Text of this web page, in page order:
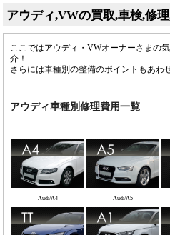
アウディ,VWの買取,車検,修
ここではアウディ・VWオーナーさまの
介！
さらには車種別の整備のポイントもあわ
アウディ車種別修理費用一覧
Audi/A4 Audi/A5